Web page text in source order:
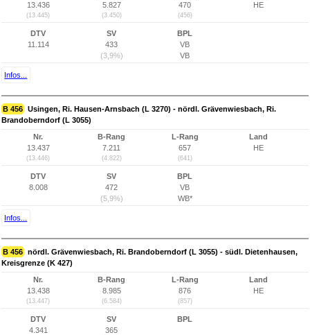
13.436
(13.445)
5.827
(3.450)
470
(456)
HE
DTV
11.114
SV
433
(3,9%)
BPL
VB
VB
Infos...
B 456 Usingen, Ri. Hausen-Arnsbach (L 3270) - nördl. Grävenwiesbach, Ri.
Brandoberndorf (L 3055)
Nr.
13.437
(13.446)
B-Rang
7.211
(4.822)
L-Rang
657
(641)
Land
HE
DTV
8.008
SV
472
(5,9%)
BPL
VB
WB*
Infos...
B 456 nördl. Grävenwiesbach, Ri. Brandoberndorf (L 3055) - südl. Dietenhausen,
Kreisgrenze (K 427)
Nr.
13.438
(13.447)
B-Rang
8.985
(6.584)
L-Rang
876
(857)
Land
HE
DTV
4.341
SV
365
BPL